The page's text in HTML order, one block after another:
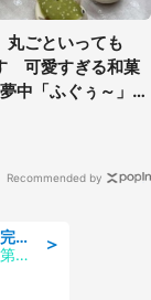
丸ごといっても
可愛すぎる和菓
中「ふぐぅ～」
Recommended by
＞
自動車製品の機械加工・部品運搬/寮完備/日払い/工場・製造
UTエージェント株式会社AGT西日本第二CU